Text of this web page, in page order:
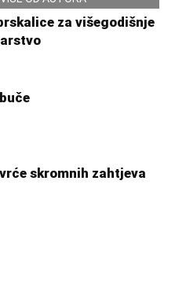
za višegodišnje
skromnih zahtjeva